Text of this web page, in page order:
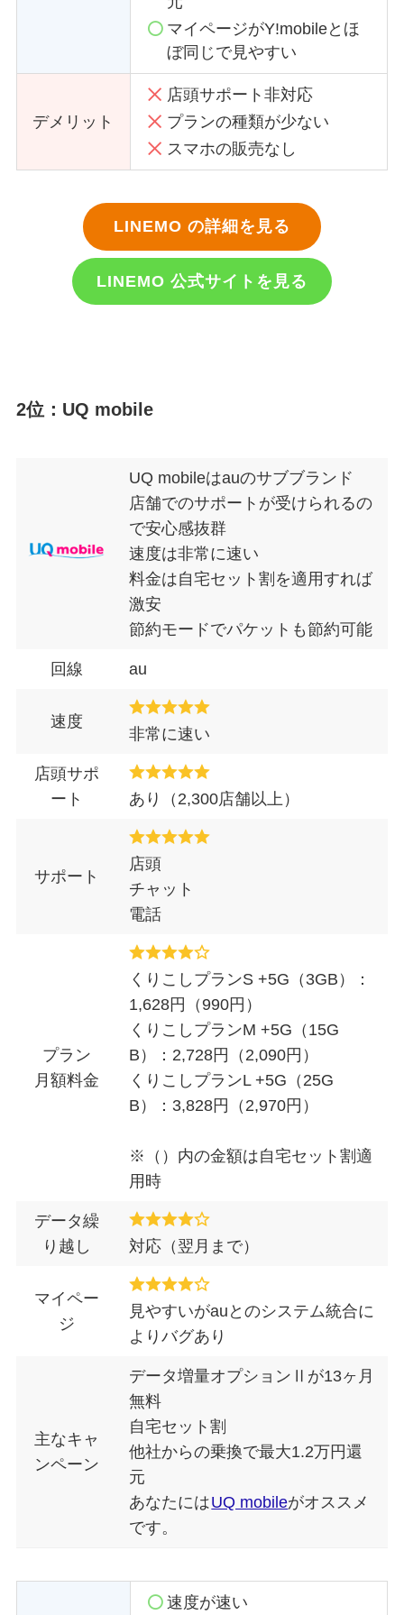
マイページがY!mobileとほ
ぼ同じで見やすい
デメリット
店頭サポート非対応
プランの種類が少ない
スマホの販売なし
LINEMO の詳細を見る
LINEMO 公式サイトを見る
2位：UQ mobile
UQ mobileはauのサブブランド
店舗でのサポートが受けられるの
で安心感抜群
速度は非常に速い
料金は自宅セット割を適用すれば
激安
節約モードでパケットも節約可能
回線 au
速度
非常に速い
店頭サポ
ート
あり（2,300店舗以上）
サポート
店頭
チャット
電話
プラン
月額料金
くりこしプランS +5G（3GB）：
1,628円（990円）
くりこしプランM +5G（15G
B）：2,728円（2,090円）
くりこしプランL +5G（25G
B）：3,828円（2,970円）
※（）内の金額は自宅セット割適
用時
データ繰
り越し
対応（翌月まで）
マイペー
ジ
見やすいがauとのシステム統合に
よりバグあり
主なキャ
ンペーン
データ増量オプションⅡが13ヶ月
無料
自宅セット割
他社からの乗換で最大1.2万円還
元
あなたにはUQ mobileがオススメ
です。
速度が速い